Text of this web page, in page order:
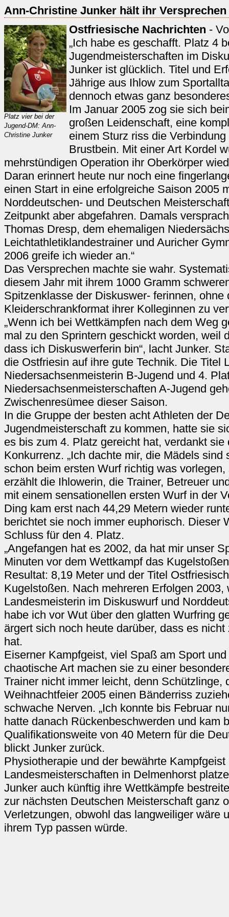
Ann-Christine Junker hält ihr Versprechen
Platz vier bei der
Jugend-DM: Ann-
Christine Junker
Ostfriesische Nachrichten -
„Ich habe es geschafft. Platz 4
Jugendmeisterschaften im
Junker ist glücklich. Titel und
Jährige aus Ihlow zum
dennoch etwas ganz
Im Januar 2005 zog sie sich
großen Leidenschaft, eine
einem Sturz riss die
Brustbein. Mit einer Art Kordel
mehrstündigen Operation ihr Oberkörper
Daran erinnert heute nur noch eine
einen Start in eine erfolgreiche Saison 2005
Norddeutschen- und Deutschen
Zeitpunkt aber abgefahren. Damals
Thomas Dresp, dem ehemaligen
Leichtathletiklandestrainer und Auricher
2006 greife ich wieder an.“
Das Versprechen machte sie wahr.
diesem Jahr mit ihrem 1000 Gramm
Spitzenklasse der Diskuswer- ferinnen, ohne
Kleiderschrankformat ihrer Kolleginnen zu
„Wenn ich bei Wettkämpfen nach dem Weg
mal zu den Sprintern geschickt worden, weil
dass ich Diskuswerferin bin“, lacht Junker.
die Ostfriesin auf ihre gute Technik. Die Titel
Niedersachsenmeisterin B-Jugend und 4.
Niedersachsenmeisterschaften A-Jugend
Zwischenresümee dieser Saison.
In die Gruppe der besten acht Athleten der
Jugendmeisterschaft zu kommen, hatte sie
es bis zum 4. Platz gereicht hat, verdankt
Konkurrenz. „Ich dachte mir, die Mädels sind
schon beim ersten Wurf richtig was vorlegen,
erzählt die Ihlowerin, die Trainer, Betreuer
mit einem sensationellen ersten Wurf in der
Ding kam erst nach 44,29 Metern wieder
berichtet sie noch immer euphorisch. Dieser
Schluss für den 4. Platz.
„Angefangen hat es 2002, da hat mir unser
Minuten vor dem Wettkampf das
Resultat: 8,19 Meter und der Titel
Kugelstoßen. Nach mehreren Erfolgen 2003,
Landesmeisterin im Diskuswurf und
habe ich vor Wut über den glatten Wurfring
ärgert sich noch heute darüber, dass es
hat.
Eiserner Kampfgeist, viel Spaß am Sport
chaotische Art machen sie zu einer
Trainer nicht immer leicht, denn Schützlinge,
Weihnachtfeier 2005 einen Bänderriss
schwache Nerven. „Ich konnte bis Februar
hatte danach Rückenbeschwerden und kam
Qualifikationsweite von 40 Metern für die
blickt Junker zurück.
Physiotherapie und der bewährte
Landesmeisterschaften in Delmenhorst
Junker auch künftig ihre Wettkämpfe
zur nächsten Deutschen Meisterschaft ganz
Verletzungen, obwohl das langweiliger wäre
ihrem Typ passen würde.